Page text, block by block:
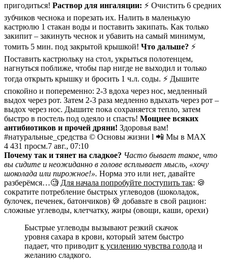
пригодиться! Раствор для ингаляции: ⚡️ Очистить 6 средних
зубчиков чеснока и порезать их. Налить в маленькую
кастрюлю 1 стакан воды и поставить закипать. Как только
закипит – закинуть чеснок и убавить на самый минимум,
томить 5 мин. под закрытой крышкой! Что дальше? ⚡️
Поставить кастрюльку на стол, укрыться полотенцем,
нагнуться поближе, чтобы пар нигде не выходил и только
тогда открыть крышку и бросить 1 ч.л. соды. ⚡️ Дышите
спокойно и попеременно: 2-3 вдоха через нос, медленный
выдох через рот. Затем 2-3 раза медленно вдыхать через рот –
выдох через нос. Дышите пока сохраняется тепло, затем
быстро в постель под одеяло и спасть! Мощнее всяких
антибиотиков и прочей дряни! Здоровья вам!
#натуральные_средства © Основы жизни l 📲 Мы в MAX
4 431 просм.7 авг., 07:10
Почему так и тянет на сладкое? Часто бывает такое, что
вы сидите и неожиданно в голове всплывает мысль, «хочу
шоколада или пирожное!». Норма это или нет, давайте
разберёмся…🧐 Для начала попробуйте поступить так: 🍪
сократите потребление быстрых углеводов (шоколадок,
булочек, печенек, батончиков) 🍪 добавьте в свой рацион:
сложные углеводы, клетчатку, жиры (овощи, каши, орехи)
Быстрые углеводы вызывают резкий скачок
уровня сахара в крови, который затем быстро
падает, что приводит к усилению чувства голода и
желанию сладкого.